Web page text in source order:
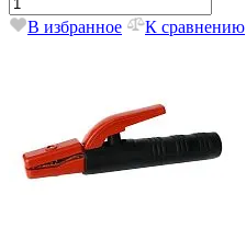
В избранное К сравнению